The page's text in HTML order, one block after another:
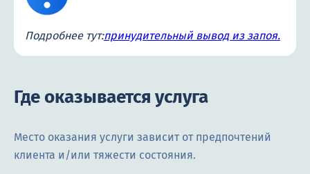
Подробнее тут:принудительный вывод из запоя.
Где оказывается услуга
Место оказания услуги зависит от предпочтений
клиента и/или тяжести состояния.